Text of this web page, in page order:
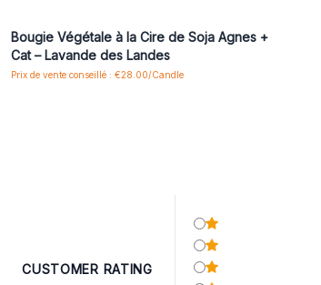
Bougie Végétale à la Cire de Soja Agnes +
Cat – Lavande des Landes
Prix de vente conseillé : €28.00/Candle
CUSTOMER RATING